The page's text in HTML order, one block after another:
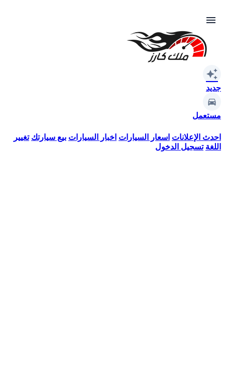
menu
auto_awesome
جديد
مستعمل
احدث الإعلانات اسعار السيارات اخبار السيارات بيع سيارتك تغيير
اللغة تسجيل الدخول